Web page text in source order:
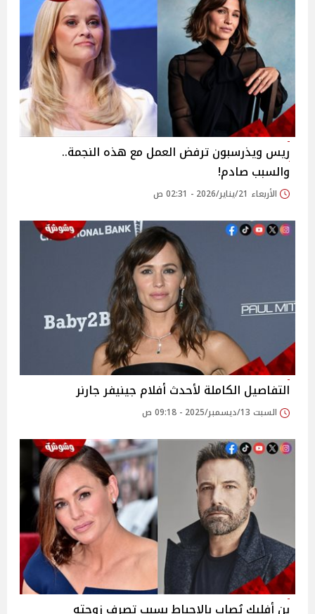
ريس ويذرسبون ترفض العمل مع هذه النجمة..
والسبب صادم!
الأربعاء 21/يناير/2026 - 02:31 ص
التفاصيل الكاملة لأحدث أفلام جينيفر جارنر
السبت 13/ديسمبر/2025 - 09:18 ص
بن أفليك يُصاب بالإحباط بسبب تصرف زوجته